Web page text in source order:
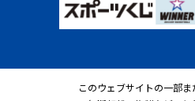
が、教室・イベントごとにご注文
抽選となっていない教室につい
受付となります。受付期間終了後
このウェブサイトの一部ま